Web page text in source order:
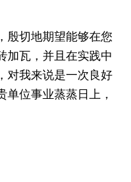
殷切地期望能够在您
加瓦，并且在实践中
对我来说是一次良好
单位事业蒸蒸日上，